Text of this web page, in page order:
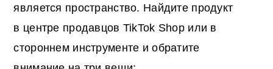
является пространство. Найдите продукт
в центре продавцов TikTok Shop или в
стороннем инструменте и обратите